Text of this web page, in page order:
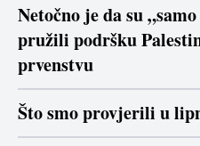
Netočno je da su
pružili podršku
prvenstvu
Što smo provjerili u